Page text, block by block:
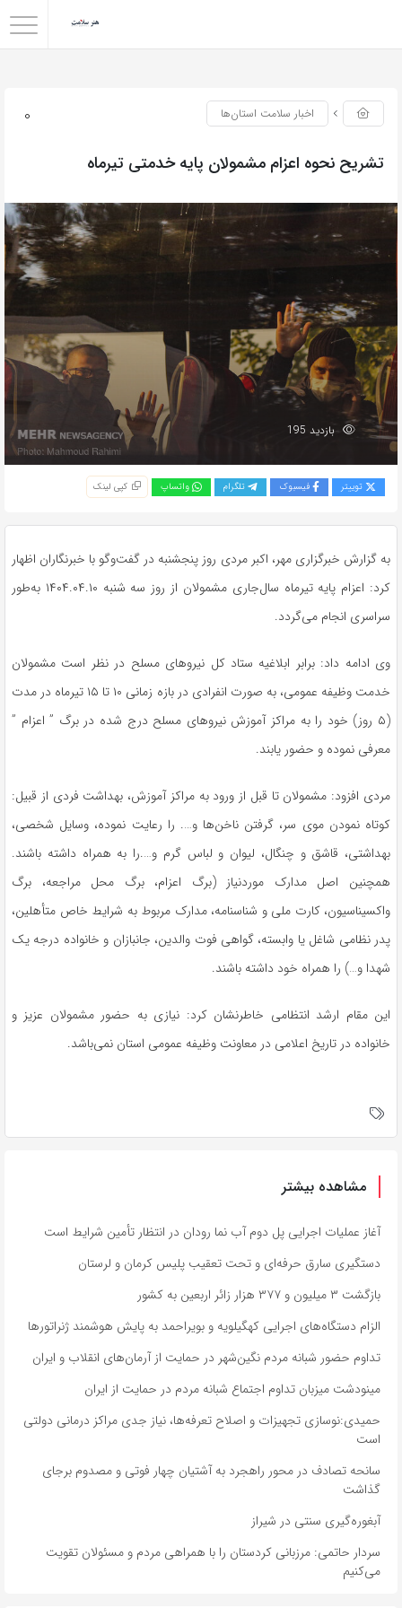
0 اخبار سلامت استان‌ها
تشریح نحوه اعزام مشمولان پایه خدمتی تیرماه
بازدید 195
توییتر فیسبوک تلگرام واتساپ کپی لینک
به گزارش خبرگزاری مهر، اکبر مردی روز پنجشنبه در گفت‌وگو با خبرنگاران اظهار
کرد: اعزام پایه تیرماه سال‌جاری مشمولان از روز سه شنبه ۱۴۰۴.۰۴.۱۰ به‌طور
سراسری انجام می‌گردد.
وی ادامه داد: برابر ابلاغیه ستاد کل نیروهای مسلح در نظر است مشمولان
خدمت وظیفه عمومی، به صورت انفرادی در بازه زمانی ۱۰ تا ۱۵ تیرماه در مدت
(۵ روز) خود را به مراکز آموزش نیروهای مسلح درج شده در برگ ” اعزام ”
معرفی نموده و حضور یابند.
مردی افزود: مشمولان تا قبل از ورود به مراکز آموزش، بهداشت فردی از قبیل:
کوتاه نمودن موی سر، گرفتن ناخن‌ها و…. را رعایت نموده، وسایل شخصی،
بهداشتی، قاشق و چنگال، لیوان و لباس گرم و….را به همراه داشته باشند.
همچنین اصل مدارک موردنیاز (برگ اعزام، برگ محل مراجعه، برگ
واکسیناسیون، کارت ملی و شناسنامه، مدارک مربوط به شرایط خاص متأهلین،
پدر نظامی شاغل یا وابسته، گواهی فوت والدین، جانبازان و خانواده درجه یک
شهدا و…) را همراه خود داشته باشند.
این مقام ارشد انتظامی خاطرنشان کرد: نیازی به حضور مشمولان عزیز و
خانواده در تاریخ اعلامی در معاونت وظیفه عمومی استان نمی‌باشد.
مشاهده بیشتر
آغاز عملیات اجرایی پل دوم آب نما رودان در انتظار تأمین شرایط است
دستگیری سارق حرفه‌ای و تحت تعقیب پلیس کرمان و لرستان
بازگشت ۳ میلیون و ۳۷۷ هزار زائر اربعین به کشور
الزام دستگاه‌های اجرایی کهگیلویه و بویراحمد به پایش هوشمند ژنراتورها
تداوم حضور شبانه مردم نگین‌شهر در حمایت از آرمان‌های انقلاب و ایران
مینودشت میزبان تداوم اجتماع شبانه مردم در حمایت از ایران
حمیدی:نوسازی تجهیزات و اصلاح تعرفه‌ها، نیاز جدی مراکز درمانی دولتی
است
سانحه تصادف در محور راهجرد به آشتیان چهار فوتی و مصدوم برجای
گذاشت
آبغوره‌گیری سنتی در شیراز
سردار حاتمی: مرزبانی کردستان را با همراهی مردم و مسئولان تقویت
می‌کنیم